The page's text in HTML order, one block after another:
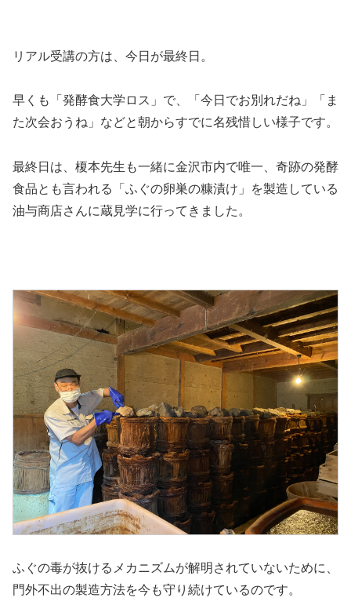
リアル受講の方は、今日が最終日。
早くも「発酵食大学ロス」で、「今日でお別れだね」「ま
た次会おうね」などと朝からすでに名残惜しい様子です。
最終日は、榎本先生も一緒に金沢市内で唯一、奇跡の発酵
食品とも言われる「ふぐの卵巣の糠漬け」を製造している
油与商店さんに蔵見学に行ってきました。
ふぐの毒が抜けるメカニズムが解明されていないために、
門外不出の製造方法を今も守り続けているのです。